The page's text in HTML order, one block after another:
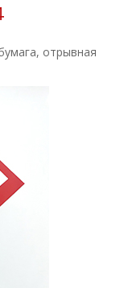
отрывная